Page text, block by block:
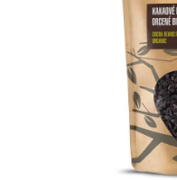
hvězdiček.